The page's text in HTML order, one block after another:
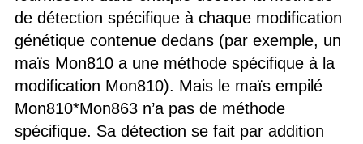
de détection spécifique à chaque modification
génétique contenue dedans (par exemple, un
maïs Mon810 a une méthode spécifique à la
modification Mon810). Mais le maïs empilé
Mon810*Mon863 n’a pas de méthode
spécifique. Sa détection se fait par addition